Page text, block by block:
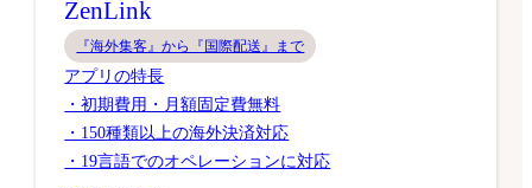
ZenLink
『海外集客』から『国際配送』まで
アプリの特長
・初期費用・月額固定費無料
・150種類以上の海外決済対応
・19言語でのオペレーションに対応